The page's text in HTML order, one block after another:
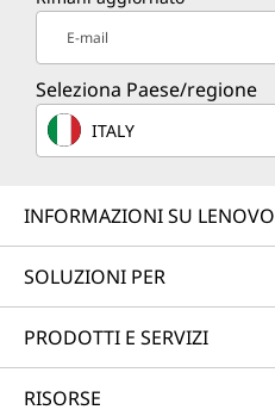
E-mail
Seleziona Paese/regione
ITALY
INFORMAZIONI SU LENOVO
SOLUZIONI PER
PRODOTTI E SERVIZI
RISORSE